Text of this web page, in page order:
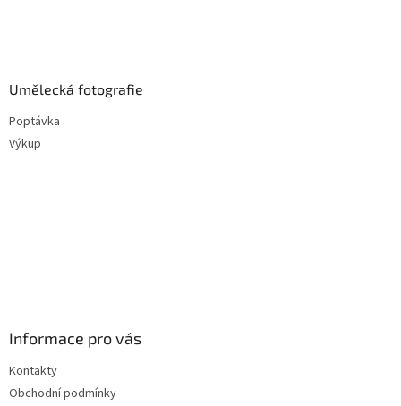
Umělecká fotografie
Poptávka
Výkup
Informace pro vás
Kontakty
Obchodní podmínky